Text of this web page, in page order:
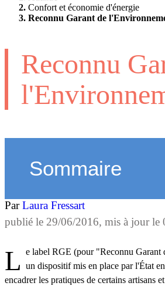
Confort et économie d'énergie
Reconnu Garant de
Reconnu
Sommaire
ParLaura Fressart
publié le 29/06/2016, mis à jour le
Le label RGE (pour "Reconnu Garant de l'Environnement") est un dispositif mis en place par l'État
encadrer les pratiques de certains artisans